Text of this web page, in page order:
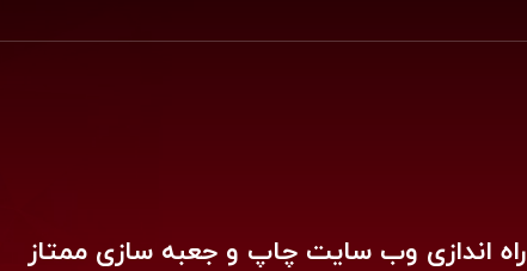
راه اندازی وب سایت چاپ و جعبه سازي ممتاز